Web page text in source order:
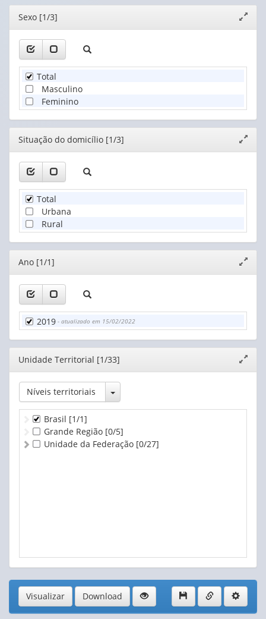
Editor
janela
Sexo [1/3]
Total
Masculino
Feminino
Editor
janela
Situação do domicílio [1/3]
Total
Urbana
Rural
Editor
janela
Ano [1/1]
2019 - atualizado em 15/02/2022
Editor
janela
Unidade Territorial [1/33]
Níveis territoriais Toggle Dropdown
Brasil [1/1]
Grande Região [0/5]
Unidade da Federação [0/27]
Visualizar Download